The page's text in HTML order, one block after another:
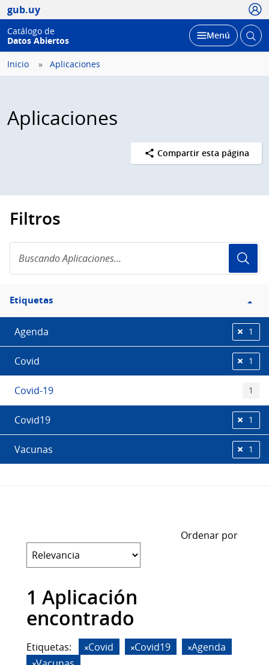
gub.uy
Catálogo de
Datos Abiertos
Desplegar
Menú Abrir
Inicio Aplicaciones
Aplicaciones
Compartir esta página
Filtros
Aplicaciones...
Filtro
Etiquetas
Etiquetas
Agenda 1
Covid 1
Covid-19 1
Covid19 1
Vacunas 1
Ordenar por
1 Aplicación
encontrado
Etiquetas: Covid Covid19
Agenda